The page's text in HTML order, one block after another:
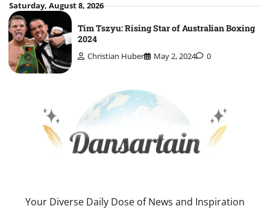
Skip
to
content
Saturday, August 8, 2026
Tim Tszyu: Rising Star of Australian Boxing
2024
Christian Huber May 2, 2024 0
Your Diverse Daily Dose of News and Inspiration